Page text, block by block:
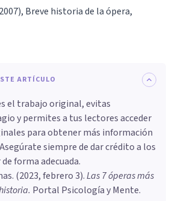
Breve historia de la ópera,
ARTÍCULO
el trabajo original, evitas
y permites a tus lectores acceder
para obtener más información
siempre de dar crédito a los
forma adecuada.
. (2023, febrero 3).Las 7 óperas más
. Portal Psicología y Mente.